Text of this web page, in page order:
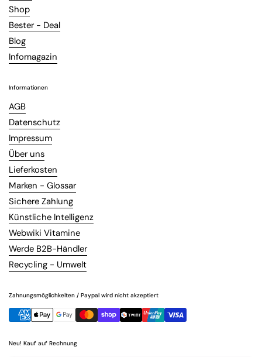
Shop
Bester - Deal
Blog
Infomagazin
Informationen
AGB
Datenschutz
Impressum
Über uns
Lieferkosten
Marken - Glossar
Sichere Zahlung
Künstliche Intelligenz
Webwiki Vitamine
Werde B2B-Händler
Recycling - Umwelt
Zahnungsmöglichkeiten / Paypal wird nicht akzeptiert
Neu! Kauf auf Rechnung